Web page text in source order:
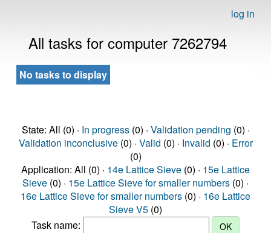
log in
All tasks for computer 7262794
No tasks to display
State: All (0) · In progress(0) · Validation pending (0) ·
Validation inconclusive(0) · Valid (0) · Invalid (0) · Error
(0)
Application: All (0) · 14e Lattice Sieve (0) · 15e Lattice
Sieve (0) · 15e Lattice Sieve for smaller numbers (0) ·
16e Lattice Sieve for smaller numbers (0) · 16e Lattice
Sieve V5 (0)
Task name: